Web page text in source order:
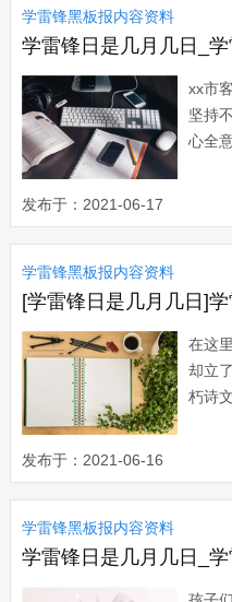
学雷锋黑板报内容资料
xx市
坚持
心全
年以
的“
政府
发布于：2021-06-17
学雷锋黑板报内容资料
在这
却立
朽诗
么呵
个二
水，
呵，
飞...
发布于：2021-06-16
学雷锋黑板报内容资料
学雷锋日是几月几日_